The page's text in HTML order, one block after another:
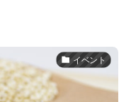
イベント